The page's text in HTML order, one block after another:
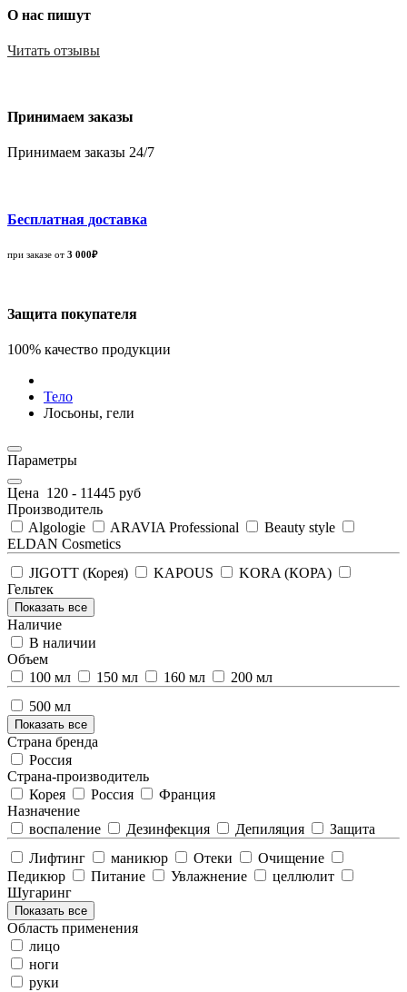
О нас пишут
Читать отзывы
Принимаем заказы
Принимаем заказы 24/7
Бесплатная доставка
при заказе от 3 000₽
Защита покупателя
100% качество продукции
Тело
Лосьоны, гели
Параметры
Цена 120 - 11445 руб
Производитель
Algologie
ARAVIA Professional
Beauty style
ELDAN Cosmetics
JIGOTT (Корея)
KAPOUS
KORA (КОРА)
Гельтек
Показать все
Наличие
В наличии
Объем
100 мл
150 мл 160 мл
200 мл
500 мл
Показать все
Страна бренда
Россия
Страна-производитель
Корея
Россия
Франция
Назначение
воспаление
Дезинфекция Депиляция
Защита
Лифтинг
маникюр Отеки
Очищение
Педикюр
Питание Увлажнение
целлюлит
Шугаринг
Показать все
Область применения
лицо
ноги
руки